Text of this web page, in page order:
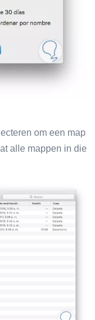
om een ​​map
alle mappen in die